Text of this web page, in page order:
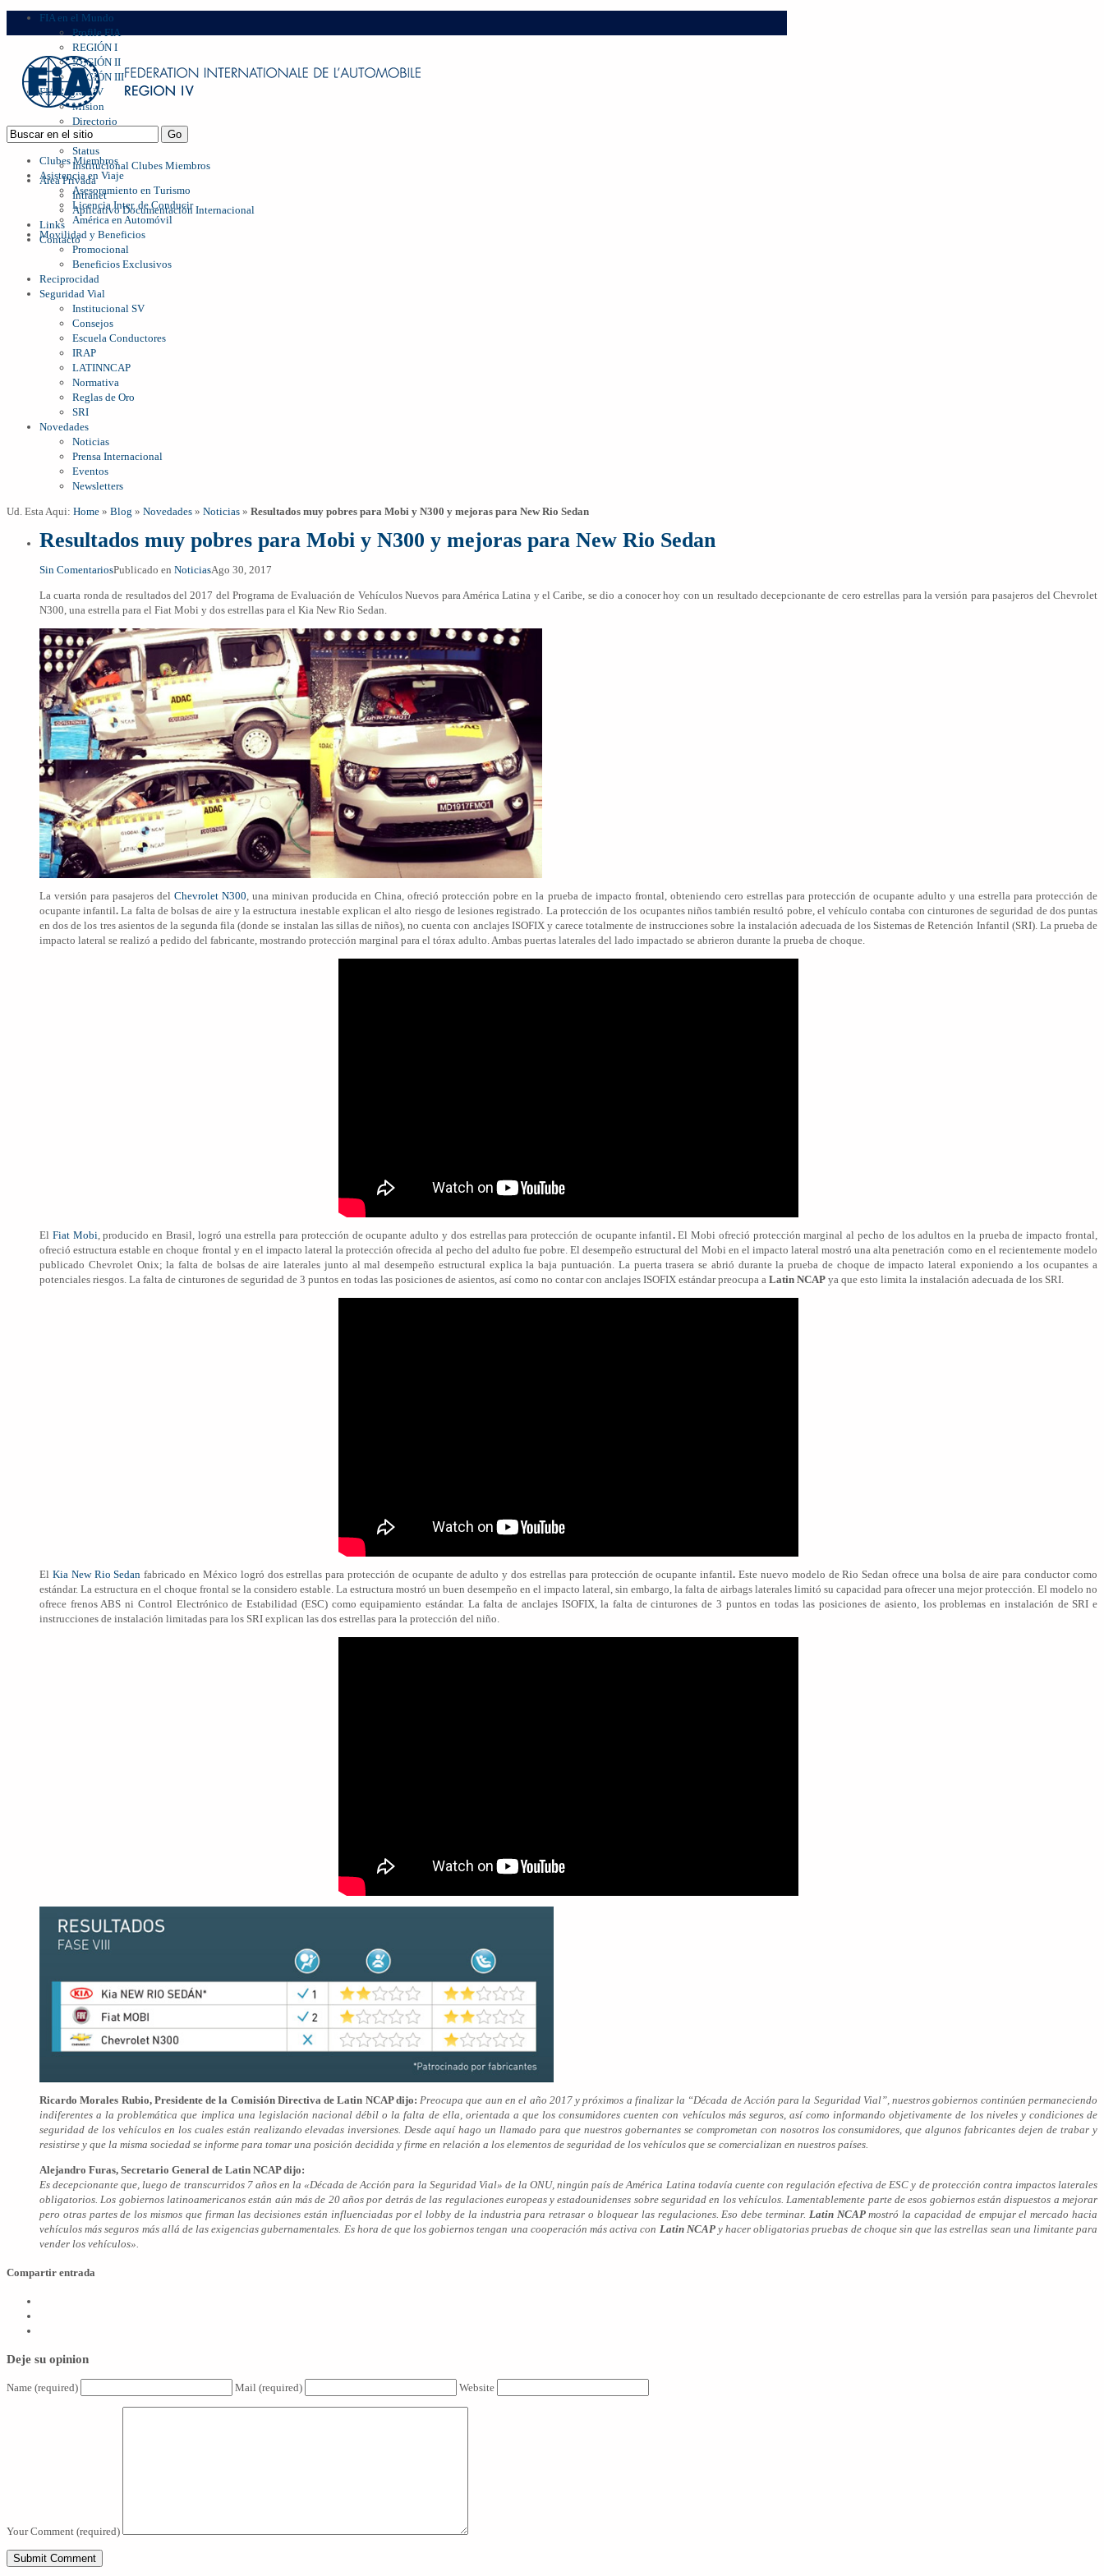
FIA en el Mundo
Profile FIA
REGIÓN I
REGIÓN II
REGIÓN III
FIA Region IV
Mision
Directorio
Management
Status
Institucional Clubes Miembros
Area Privada
Intranet
Aplicativo Documentación Internacional
Links
Contacto
Clubes Miembros
Asistencia en Viaje
Asesoramiento en Turismo
Licencia Inter. de Conducir
América en Automóvil
Movilidad y Beneficios
Promocional
Beneficios Exclusivos
Reciprocidad
Seguridad Vial
Institucional SV
Consejos
Escuela Conductores
IRAP
LATINNCAP
Normativa
Reglas de Oro
SRI
Novedades
Noticias
Prensa Internacional
Eventos
Newsletters
Ud. Esta Aqui: Home » Blog » Novedades » Noticias » Resultados muy pobres para Mobi y N300 y mejoras para New Rio Sedan
Resultados muy pobres para Mobi y N300 y mejoras para New Rio Sedan
Sin ComentariosPublicado en NoticiasAgo 30, 2017
La cuarta ronda de resultados del 2017 del Programa de Evaluación de Vehículos Nuevos para América Latina y el Caribe, se dio a conocer hoy con un resultado decepcionante de cero estrellas para la versión para pasajeros del Chevrolet
N300, una estrella para el Fiat Mobi y dos estrellas para el Kia New Rio Sedan.
La versión para pasajeros delChevrolet N300 , una minivan producida en China, ofreció protección pobre en la prueba de impacto frontal, obteniendo cero estrellas para protección de ocupante adulto y una estrella para protección de
ocupante infantil. La falta de bolsas de aire y la estructura inestable explican el alto riesgo de lesiones registrado. La protección de los ocupantes niños también resultó pobre, el vehículo contaba con cinturones de seguridad de dos puntas
en dos de los tres asientos de la segunda fila (donde se instalan las sillas de niños), no cuenta con anclajes ISOFIX y carece totalmente de instrucciones sobre la instalación adecuada de los Sistemas de Retención Infantil (SRI). La prueba de
impacto lateral se realizó a pedido del fabricante, mostrando protección marginal para el tórax adulto. Ambas puertas laterales del lado impactado se abrieron durante la prueba de choque.
El Fiat Mobi , producido en Brasil, logró una estrella para protección de ocupante adulto y dos estrellas para protección de ocupante infantil.El Mobi ofreció protección marginal al pecho de los adultos en la prueba de impacto frontal,
ofreció estructura estable en choque frontal y en el impacto lateral la protección ofrecida al pecho del adulto fue pobre. El desempeño estructural del Mobi en el impacto lateral mostró una alta penetración como en el recientemente modelo
publicado Chevrolet Onix; la falta de bolsas de aire laterales junto al mal desempeño estructural explica la baja puntuación. La puerta trasera se abrió durante la prueba de choque de impacto lateral exponiendo a los ocupantes a
potenciales riesgos. La falta de cinturones de seguridad de 3 puntos en todas las posiciones de asientos, así como no contar con anclajes ISOFIX estándar preocupa a Latin NCAP ya que esto limita la instalación adecuada de los SRI.
El Kia New Rio Sedan fabricado en México logró dos estrellas para protección de ocupante de adulto y dos estrellas para protección de ocupante infantil. Este nuevo modelo de Rio Sedan ofrece una bolsa de aire para conductor como
estándar. La estructura en el choque frontal se la considero estable. La estructura mostró un buen desempeño en el impacto lateral, sin embargo, la falta de airbags laterales limitó su capacidad para ofrecer una mejor protección. El modelo no
ofrece frenos ABS ni Control Electrónico de Estabilidad (ESC) como equipamiento estándar. La falta de anclajes ISOFIX, la falta de cinturones de 3 puntos en todas las posiciones de asiento, los problemas en instalación de SRI e
instrucciones de instalación limitadas para los SRI explican las dos estrellas para la protección del niño.
Ricardo Morales Rubio, Presidente de la Comisión Directiva de Latin NCAP dijo: Preocupa que aun en el año 2017 y próximos a finalizar la “Década de Acción para la Seguridad Vial”, nuestros gobiernos continúen permaneciendo
indiferentes a la problemática que implica una legislación nacional débil o la falta de ella, orientada a que los consumidores cuenten con vehículos más seguros, así como informando objetivamente de los niveles y condiciones de
seguridad de los vehículos en los cuales están realizando elevadas inversiones. Desde aquí hago un llamado para que nuestros gobernantes se comprometan con nosotros los consumidores, que algunos fabricantes dejen de trabar y
resistirse y que la misma sociedad se informe para tomar una posición decidida y firme en relación a los elementos de seguridad de los vehículos que se comercializan en nuestros países.
Alejandro Furas, Secretario General de Latin NCAP dijo:
Es decepcionante que, luego de transcurridos 7 años en la «Década de Acción para la Seguridad Vial» de la ONU, ningún país de América Latina todavía cuente con regulación efectiva de ESC y de protección contra impactos laterales
obligatorios. Los gobiernos latinoamericanos están aún más de 20 años por detrás de las regulaciones europeas y estadounidenses sobre seguridad en los vehículos. Lamentablemente parte de esos gobiernos están dispuestos a mejorar
pero otras partes de los mismos que firman las decisiones están influenciadas por el lobby de la industria para retrasar o bloquear las regulaciones. Eso debe terminar. Latin NCAPmostró la capacidad de empujar el mercado hacia
vehículos más seguros más allá de las exigencias gubernamentales. Es hora de que los gobiernos tengan una cooperación más activa con Latin NCAPy hacer obligatorias pruebas de choque sin que las estrellas sean una limitante para
vender los vehículos».
Compartir entrada
Deje su opinion
Name (required) Mail (required) Website
Your Comment (required)